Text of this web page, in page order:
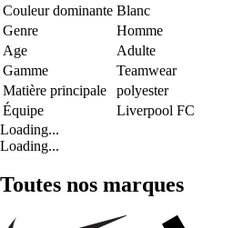
Couleur dominante Blanc
Genre
Homme
Age
Adulte
Gamme
Teamwear
Matière principale
polyester
Équipe
Liverpool FC
Loading...
Loading...
Toutes nos marques